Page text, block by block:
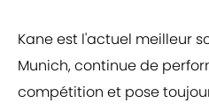
Kane est l'actuel meilleur
Munich, continue de
compétition et pose